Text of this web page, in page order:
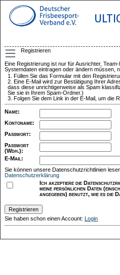
Registrieren
Eine Registrierung ist nur für Ausrichter,
Systemdaten eintragen oder ändern müssen,
Füllen Sie das Formular mit den
Eine E-Mail wird zur Bestätigung Ihrer
dass diese unrichtigerweise als Spam
Sie sie in Ihrem Spam-Ordner.)
Folgen Sie dem Link in der E-Mail, um die
Name:
Kontoname:
Passwort:
Passwort
(Wdh.):
E-Mail :
Sie können unsere Datenschutzrichtlinien
Datenschutzerklärung
Ich akzeptiere die
meine persönlichen Daten
angegeben) benutzt, wie es
Sie haben schon einen Account: Login